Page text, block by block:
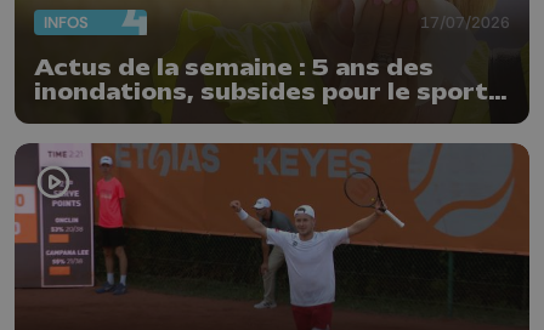
INFOS 17/07/2026
Actus de la semaine : 5 ans des
inondations, subsides pour le sport